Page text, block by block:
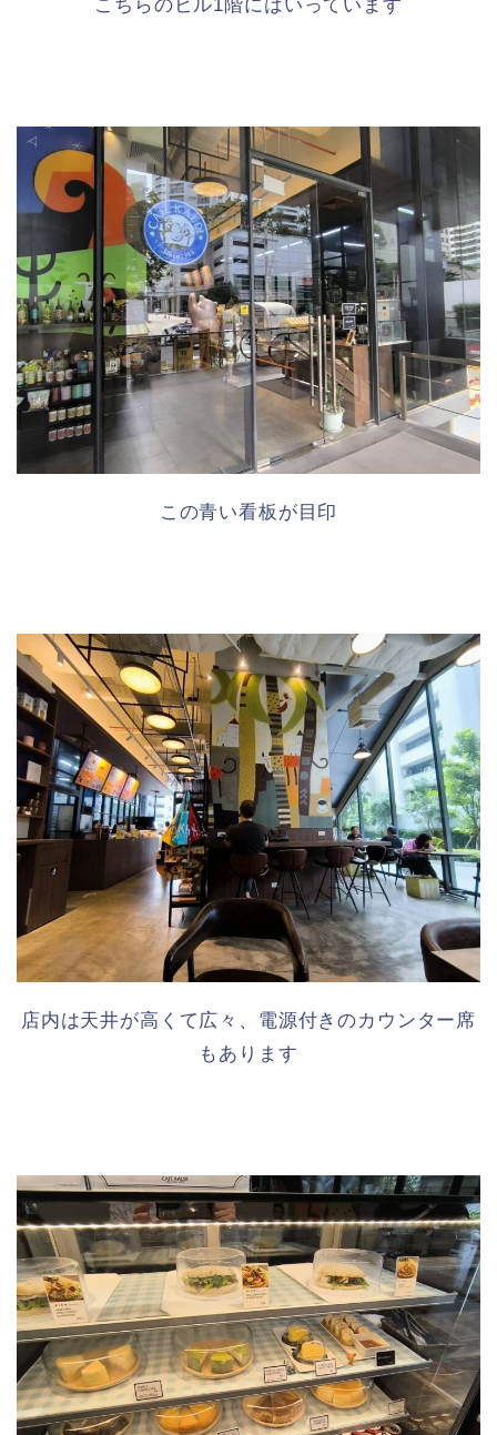
こちらのビル1階にはいっています
この青い看板が目印
店内は天井が高くて広々、電源付きのカウンター席
もあります